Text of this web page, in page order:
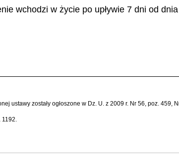
wchodzi w życie po upływie 7 dni od dnia
ustawy zostały ogłoszone w Dz. U. z 2009 r. Nr 56, poz.